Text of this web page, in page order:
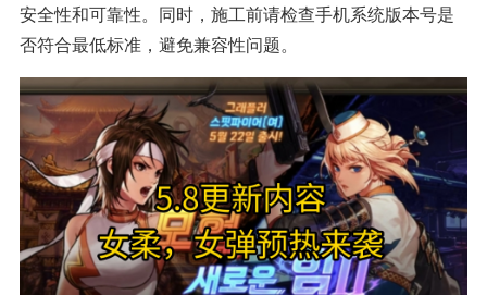
安全性和可靠性。同时，施工前请检查手机系统版本号是
否符合最低标准，避免兼容性问题。